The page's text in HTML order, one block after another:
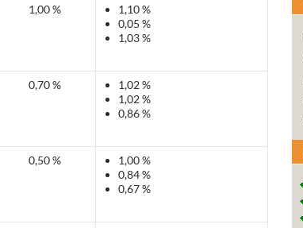
1,00 %
1,10 %
0,05 %
1,03 %
0,70 %
1,02 %
1,02 %
0,86 %
0,50 %
1,00 %
0,84 %
0,67 %